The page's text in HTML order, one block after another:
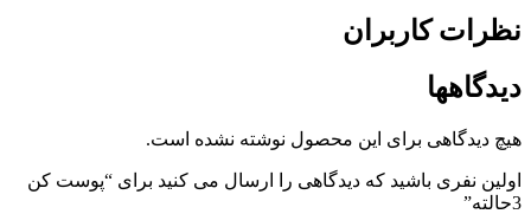
نظرات کاربران
دیدگاهها
هیچ دیدگاهی برای این محصول نوشته نشده است.
اولین نفری باشید که دیدگاهی را ارسال می کنید برای “پوست کن
3حالته”